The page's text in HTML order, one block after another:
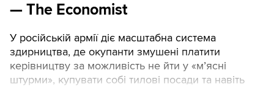
— The Economist
У російській армії діє масштабна система
здирництва, де окупанти змушені платити
керівництву за можливість не йти у «м’ясні
штурми», купувати собі тилові посади та навіть